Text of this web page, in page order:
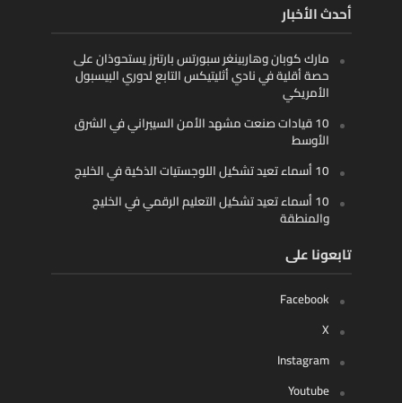
أحدث الأخبار
مارك كوبان وهاربينغر سبورتس بارتنرز يستحوذان على
حصة أقلية في نادي أثليتيكس التابع لدوري البيسبول
الأمريكي
10 قيادات صنعت مشهد الأمن السيبراني في الشرق
الأوسط
10 أسماء تعيد تشكيل اللوجستيات الذكية في الخليج
10 أسماء تعيد تشكيل التعليم الرقمي في الخليج
والمنطقة
تابعونا على
Facebook
X
Instagram
Youtube